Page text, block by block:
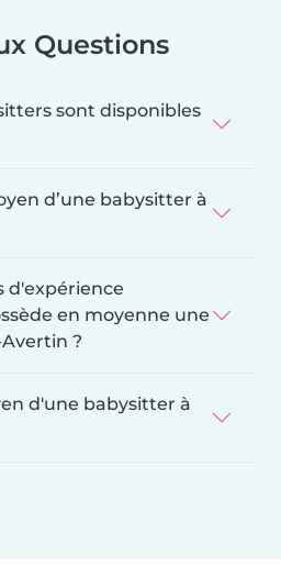
Questions
sont disponibles
d’une babysitter à
d'expérience
en moyenne une
?
d'une babysitter à